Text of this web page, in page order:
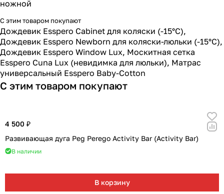
ножной
С этим товаром покупают
Дождевик Esspero Cabinet для коляски (-15°С),
Дождевик Esspero Newborn для коляски-люльки (-15°С),
Дождевик Esspero Window Lux, Москитная сетка
Esspero Cuna Lux (невидимка для люльки), Матрас
универсальный Esspero Baby-Cotton
С этим товаром покупают
4 500 ₽
Развивающая дуга Peg Perego Activity Bar (Activity Bar)
В наличии
В корзину